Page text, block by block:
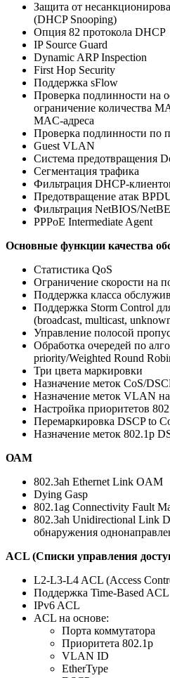
Защита от
(DHCP Snooping)
Опция 82 протокола DHCP
IP Source Guard
Dynamic ARP Inspection
First Hop Security
Поддержка sFlow
Проверка подлинности на
ограничение количества
MAC-адреса
Проверка подлинности по
Guest VLAN
Система предотвращения
Сегментация трафика
Фильтрация DHCP-
Предотвращение атак
Фильтрация NetBIOS/
PPPoE Intermediate Agent
Основные функции качества
Статистика QoS
Ограничение скорости на
Поддержка класса
Поддержка Storm Control
(broadcast, multicast,
Управление полосой
Обработка очередей по
priority/Weighted Round
Три цвета маркировки
Назначение меток CoS/
Назначение меток VLAN
Настройка приоритетов
Перемаркировка DSCP to
Назначение меток 802.1p
ОАМ
802.3ah Ethernet Link OAM
Dying Gasp
802.1ag Connectivity Fault
802.3ah Unidirectional Link
обнаружения
ACL (Списки управления
L2-L3-L4 ACL (Access
Поддержка Time-Based ACL
IPv6 ACL
ACL на основе:
Порта коммутатора
Приоритета 802.1p
VLAN ID
EtherType